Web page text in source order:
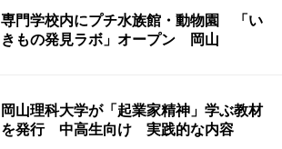
専門学校内にプチ水族館・動物園 「い
きもの発見ラボ」オープン 岡山
岡山理科大学が「起業家精神」学ぶ教材
を発行 中高生向け 実践的な内容